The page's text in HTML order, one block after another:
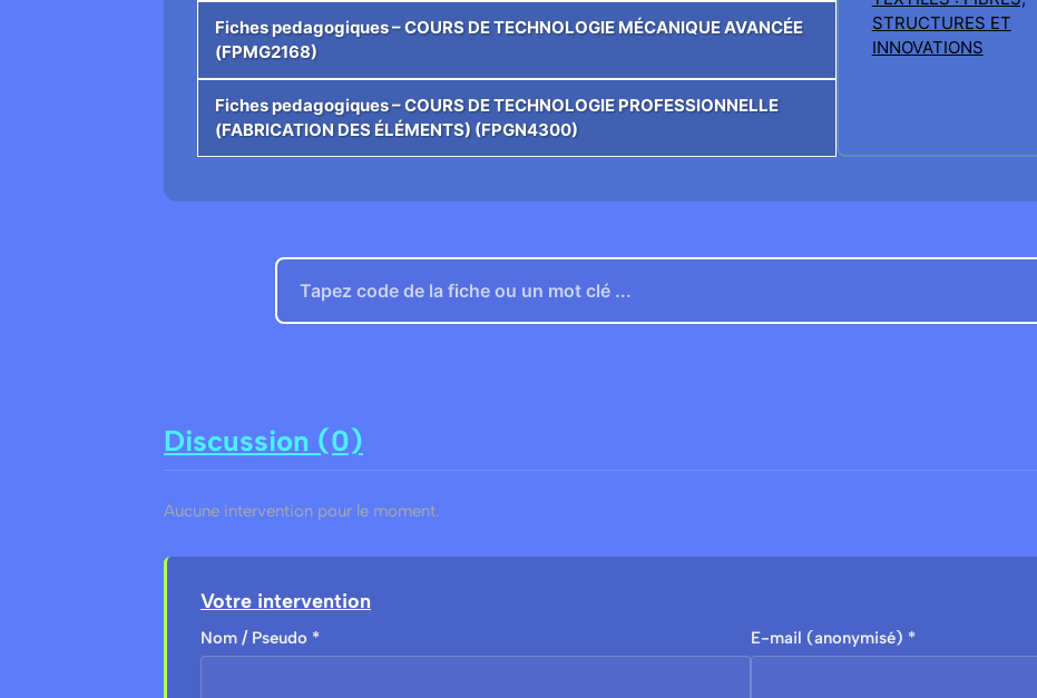
Fiches pedagogiques – COURS DE TECHNOLOGIE MÉCANIQUE AVANCÉE
(FPMG2168)
Fiches pedagogiques – COURS DE TECHNOLOGIE PROFESSIONNELLE
(FABRICATION DES ÉLÉMENTS) (FPGN4300)
Discussion (0)
Aucune intervention pour le moment.
Votre intervention
Nom / Pseudo * E-mail (anonymisé) *